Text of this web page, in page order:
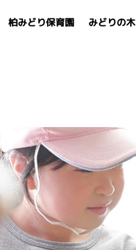
柏みどり保育園 みどりの木